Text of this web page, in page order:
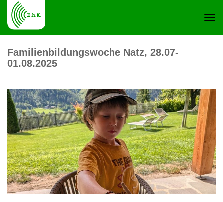
Familienbildungswoche Natz, 28.07-
01.08.2025